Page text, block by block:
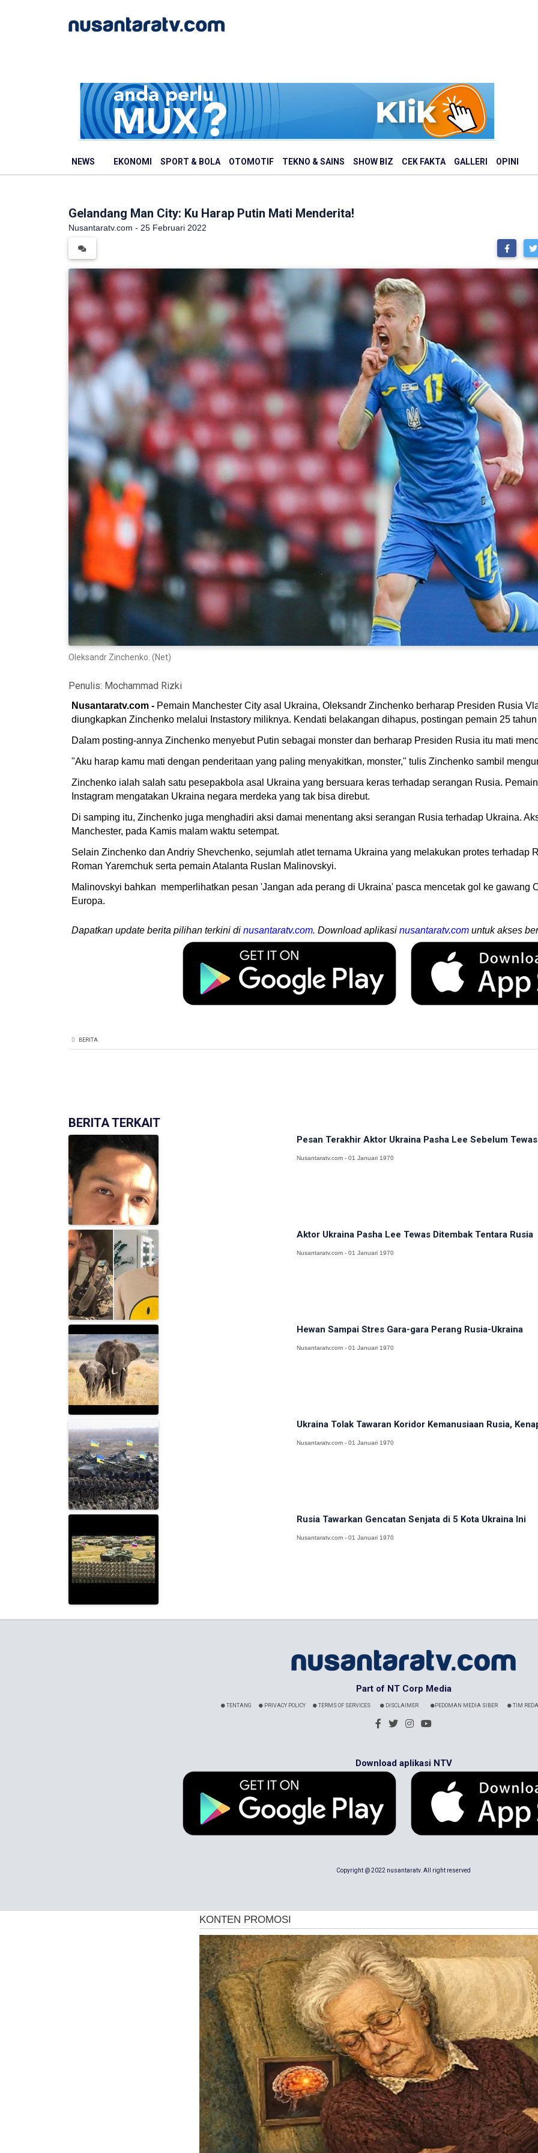
NEWS EKONOMI SPORT & BOLA OTOMOTIF TEKNO & SAINS SHOW BIZ CEK FAKTA GALLERI OPINI
Gelandang Man City: Ku Harap Putin Mati Menderita!
Nusantaratv.com - 25 Februari 2022
Oleksandr Zinchenko. (Net)
Penulis: Mochammad Rizki
Nusantaratv.com - Pemain Manchester City asal Ukraina, Oleksandr Zinchenko berharap Presiden Rusia
diungkapkan Zinchenko melalui Instastory miliknya. Kendati belakangan dihapus, postingan pemain 25
Dalam posting-annya Zinchenko menyebut Putin sebagai monster dan berharap Presiden Rusia itu mati
"Aku harap kamu mati dengan penderitaan yang paling menyakitkan, monster," tulis Zinchenko sambil
Zinchenko ialah salah satu pesepakbola asal Ukraina yang bersuara keras terhadap serangan Rusia.
Instagram mengatakan Ukraina negara merdeka yang tak bisa direbut.
Di samping itu, Zinchenko juga menghadiri aksi damai menentang aksi serangan Rusia terhadap Ukraina.
Manchester, pada Kamis malam waktu setempat.
Selain Zinchenko dan Andriy Shevchenko, sejumlah atlet ternama Ukraina yang melakukan protes terhadap
Roman Yaremchuk serta pemain Atalanta Ruslan Malinovskyi.
Malinovskyi bahkan memperlihatkan pesan 'Jangan ada perang di Ukraina' pasca mencetak gol ke gawang
Europa.
Dapatkan update berita pilihan terkini di nusantaratv.com. Download aplikasi nusantaratv.com untuk akses
BERITA
BERITA TERKAIT
Pesan Terakhir Aktor Ukraina Pasha Lee Sebelum
Nusantaratv.com - 01 Januari 1970
Aktor Ukraina Pasha Lee Tewas Ditembak Tentara Rusia
Nusantaratv.com - 01 Januari 1970
Hewan Sampai Stres Gara-gara Perang Rusia-Ukraina
Nusantaratv.com - 01 Januari 1970
Ukraina Tolak Tawaran Koridor Kemanusiaan Rusia,
Nusantaratv.com - 01 Januari 1970
Rusia Tawarkan Gencatan Senjata di 5 Kota Ukraina Ini
Nusantaratv.com - 01 Januari 1970
Part of NT Corp Media
TENTANG PRIVACY POLICY TERMS OF SERVICES DISCLAIMER PEDOMAN MEDIA SIBER TIM
Download aplikasi NTV
Copyright @ 2022 nusantaratv. All right reserved